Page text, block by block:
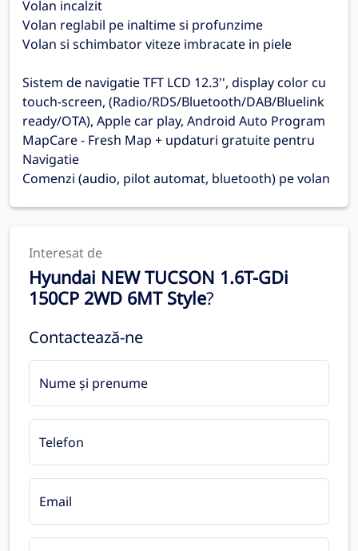
Volan incalzit
Volan reglabil pe inaltime si profunzime
Volan si schimbator viteze imbracate in piele
Sistem de navigatie TFT LCD 12.3'', display color cu
touch-screen, (Radio/RDS/Bluetooth/DAB/Bluelink
ready/OTA), Apple car play, Android Auto Program
MapCare - Fresh Map + updaturi gratuite pentru
Navigatie
Comenzi (audio, pilot automat, bluetooth) pe volan
Interesat de
Hyundai NEW TUCSON 1.6T-GDi
150CP 2WD 6MT Style?
Contactează-ne
Nume și prenume
Telefon
Email